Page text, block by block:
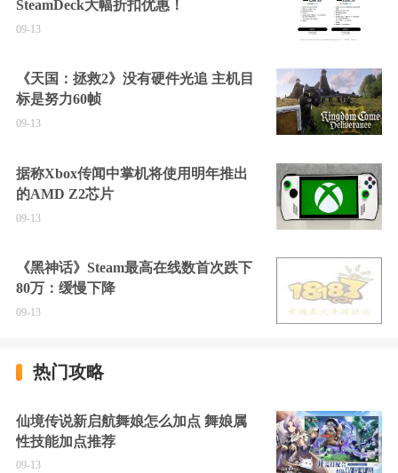
SteamDeck大幅折扣优惠！
09-13
《天国：拯救2》没有硬件光追 主机目
标是努力60帧
09-13
据称Xbox传闻中掌机将使用明年推出
的AMD Z2芯片
09-13
《黑神话》Steam最高在线数首次跌下
80万：缓慢下降
09-13
热门攻略
仙境传说新启航舞娘怎么加点 舞娘属
性技能加点推荐
09-13